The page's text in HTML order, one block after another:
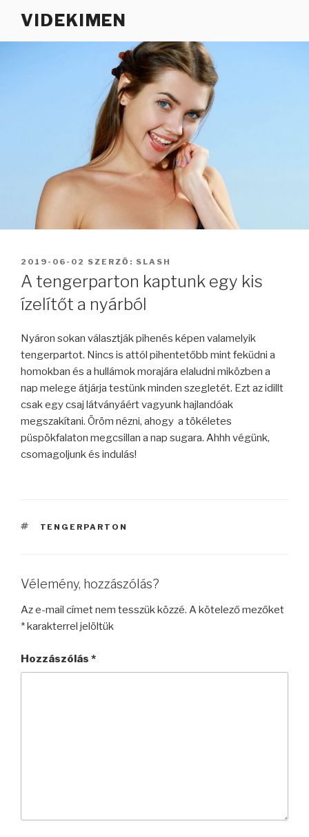
VIDEKIMEN
BEKÜLDVE:
2019-06-02 SZERZŐ: SLASH
A tengerparton kaptunk egy kis
ízelítőt a nyárból
Nyáron sokan választják pihenés képen valamelyik
tengerpartot. Nincs is attól pihentetőbb mint feküdni a
homokban és a hullámok morajára elaludni miközben a
nap melege átjárja testünk minden szegletét. Ezt az idillt
csak egy csaj látványáért vagyunk hajlandóak
megszakítani. Öröm nézni, ahogy a tökéletes
püspökfalaton megcsillan a nap sugara. Ahhh végünk,
csomagoljunk és indulás!
CÍMKÉK
TENGERPARTON
Vélemény, hozzászólás?
Az e-mail címet nem tesszük közzé. A kötelező mezőket
*karakterrel jelöltük
Hozzászólás *